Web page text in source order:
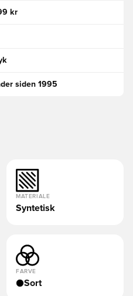
kr
siden 1995
MATERIALE
Syntetisk
FARVE
Sort